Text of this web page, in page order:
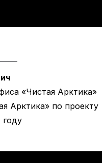
«Чистая Арктика»
Арктика» по проекту